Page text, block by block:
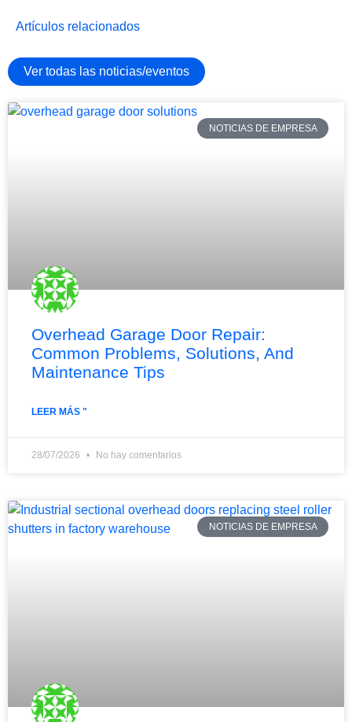
Artículos relacionados
Ver todas las noticias/eventos
NOTICIAS DE EMPRESA
Overhead Garage Door Repair:
Common Problems, Solutions, And
Maintenance Tips
LEER MÁS "
28/07/2026 No hay comentarios
NOTICIAS DE EMPRESA